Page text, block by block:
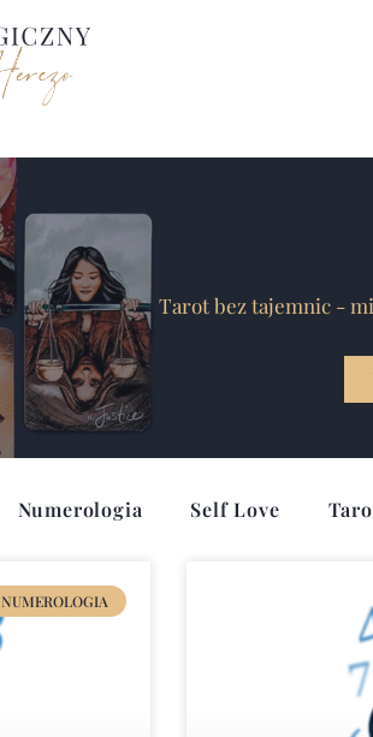
Tarot bez tajemnic -
Numerologia Self Love
NUMEROLOGIA